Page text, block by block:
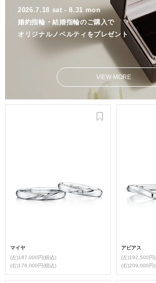
VIEW MORE
2026.7.18 sat - 8.31 mon
婚約指輪・結婚指輪のご購入で
オリジナルノベルティをプレゼント
マイヤ
(左)187,000円(税込)
(右)176,000円(税込)
アピアス
(左)192,500円
(右)209,000円